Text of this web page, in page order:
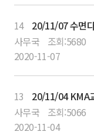
14
사무국
조회:5680
2020-11-07
13
사무국
조회:5066
2020-11-04